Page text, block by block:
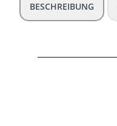
BESCHREIBUNG